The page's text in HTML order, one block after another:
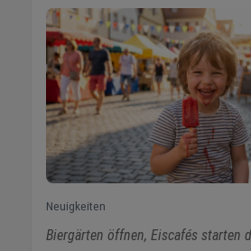
Neuigkeiten
Biergärten öffnen, Eiscafés starten